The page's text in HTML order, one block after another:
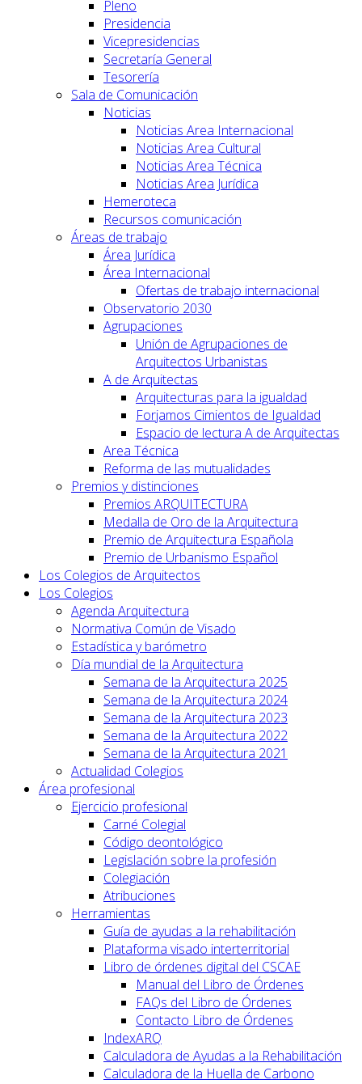
Pleno
Presidencia
Vicepresidencias
Secretaría General
Tesorería
Sala de Comunicación
Noticias
Noticias Area Internacional
Noticias Area Cultural
Noticias Area Técnica
Noticias Area Jurídica
Hemeroteca
Recursos comunicación
Áreas de trabajo
Área Jurídica
Área Internacional
Ofertas de trabajo internacional
Observatorio 2030
Agrupaciones
Unión de Agrupaciones de
Arquitectos Urbanistas
A de Arquitectas
Arquitecturas para la igualdad
Forjamos Cimientos de Igualdad
Espacio de lectura A de Arquitectas
Area Técnica
Reforma de las mutualidades
Premios y distinciones
Premios ARQUITECTURA
Medalla de Oro de la Arquitectura
Premio de Arquitectura Española
Premio de Urbanismo Español
Los Colegios de Arquitectos
Los Colegios
Agenda Arquitectura
Normativa Común de Visado
Estadística y barómetro
Día mundial de la Arquitectura
Semana de la Arquitectura 2025
Semana de la Arquitectura 2024
Semana de la Arquitectura 2023
Semana de la Arquitectura 2022
Semana de la Arquitectura 2021
Actualidad Colegios
Área profesional
Ejercicio profesional
Carné Colegial
Código deontológico
Legislación sobre la profesión
Colegiación
Atribuciones
Herramientas
Guía de ayudas a la rehabilitación
Plataforma visado interterritorial
Libro de órdenes digital del CSCAE
Manual del Libro de Órdenes
FAQs del Libro de Órdenes
Contacto Libro de Órdenes
IndexARQ
Calculadora de Ayudas a la Rehabilitación
Calculadora de la Huella de Carbono